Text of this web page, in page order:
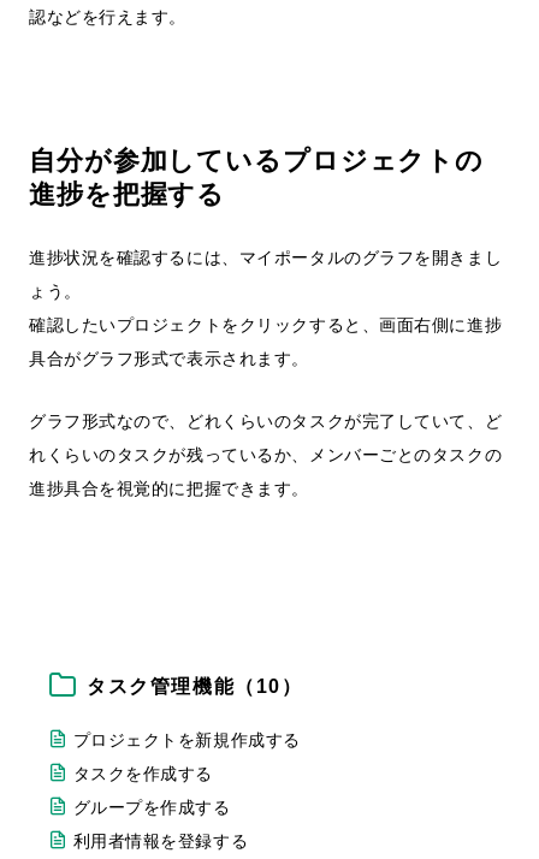
認などを行えます。
自分が参加しているプロジェクトの
進捗を把握する
進捗状況を確認するには、マイポータルのグラフを開きまし
ょう。
確認したいプロジェクトをクリックすると、画面右側に進捗
具合がグラフ形式で表示されます。
グラフ形式なので、どれくらいのタスクが完了していて、ど
れくらいのタスクが残っているか、メンバーごとのタスクの
進捗具合を視覚的に把握できます。
タスク管理機能（10）
プロジェクトを新規作成する
タスクを作成する
グループを作成する
利用者情報を登録する